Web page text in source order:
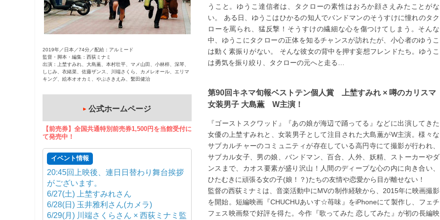
2019年／日本／74分／配給：アルミード
監督・脚本・編集：西荻ミナミ
出演：上埜すみれ、大島薫、本村壮平、マメ山田、小林梓、深琴、
しじみ、衣緒菜、佐藤ザンス、川端さくら、カメレオール、エリマ
キング、絵本オオカミ、やぶさきえみ、繫田健治
公式ホームページ
【前売券】全国共通特別前売券1,500円を当館受付に
て発売中！
イベント情報
20:45回上映後、連日日替わり舞台挨拶
がございます。
6/27(土) 上埜すみれさん
6/28(日) 玉井雅利さん(カメラ)
6/29(月) 川端さくらさん × 西荻ミナミ監
うこと。ゆうこ達信者は、タクローの素性はおろか顔さえみたことがな
い。 ある日、ゆうこはひかるの知人でバンドマンのそうすけに憧れのタク
ローを罵られ、猛反撃！そうすけの繊細な心を傷つけてしまう。そんな
中、ゆうこにタクローの正体を知るチャンスが訪れたが、小心者のゆうこ
は動く素振りがない。 そんな彼女の背中を押す妄想フレンドたち。ゆうこ
は勇気を振り絞り、タクローの元へと走る…
第90回キネマ旬報ベストテン個人賞 上埜すみれ × 噂のカリスマ
女装男子 大島薫 W主演！
『ゴーストスクワッド』『あの娘が海辺で踊ってる』などに出演してきた
女優の上埜すみれと、女装男子として注目された大島薫がW主演。様々な
サブカルチャーのコミュニティが存在している高円寺にて撮影が行われ、
サブカル女子、男の娘、バンドマン、百合、人外、妖精、ストーカーやダ
ンスまで、カオス要素が盛り沢山！人間のディープな心の内に向き合い、
ひたむきに頑張る女の子(娘！？)たちの友情や恋愛から目が離せない！
監督の西荻ミナミは、音楽活動中にMVの制作経験から、2015年に映画撮影
を開始。短編映画『CHUCHUあいす☆苺味』をiPhoneにて製作し、フェチ
フェス映画祭で好評を得た。今作『歌ってみた 恋してみた』が初の長編映